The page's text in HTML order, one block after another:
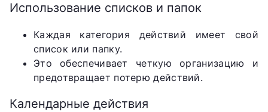
Использование списков и папок
Каждая категория действий имеет свой
список или папку.
Это обеспечивает четкую организацию и
предотвращает потерю действий.
Календарные действия